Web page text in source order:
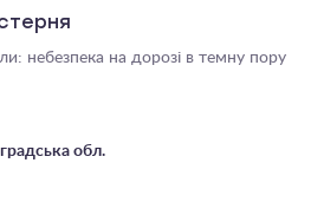
небезпека на дорозі в темну пору
обл.